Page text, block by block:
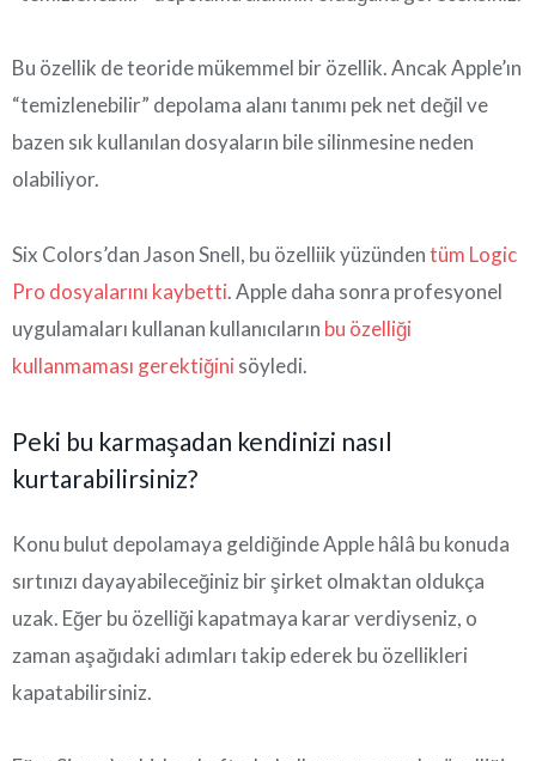
Bu özellik de teoride mükemmel bir özellik. Ancak Apple’ın
“temizlenebilir” depolama alanı tanımı pek net değil ve
bazen sık kullanılan dosyaların bile silinmesine neden
olabiliyor.
Six Colors’dan Jason Snell, bu özelliik yüzündentüm Logic
Pro dosyalarını kaybetti. Apple daha sonra profesyonel
uygulamaları kullanan kullanıcıların bu özelliği
kullanmaması gerektiğini söyledi.
Peki bu karmaşadan kendinizi nasıl
kurtarabilirsiniz?
Konu bulut depolamaya geldiğinde Apple hâlâ bu konuda
sırtınızı dayayabileceğiniz bir şirket olmaktan oldukça
uzak. Eğer bu özelliği kapatmaya karar verdiyseniz, o
zaman aşağıdaki adımları takip ederek bu özellikleri
kapatabilirsiniz.